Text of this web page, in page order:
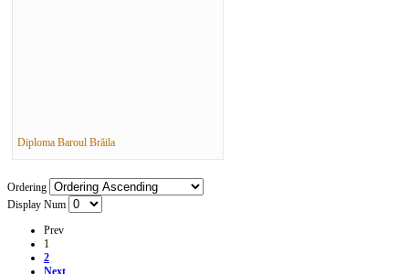
Diploma Baroul Brăila
Ordering
Display Num
Prev
1
2
Next